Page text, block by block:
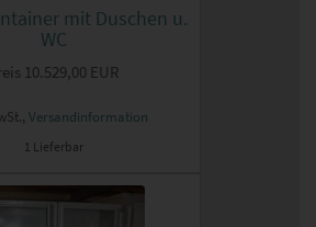
mit Duschen u.
WC
10.529,00 EUR
Versandinformation
1 Lieferbar